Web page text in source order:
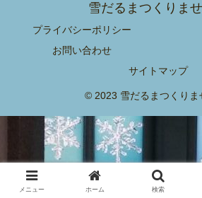
雪だるまつくりま
プライバシーポリシー
お問い合わせ
サイトマップ
© 2023 雪だるまつくりま
メニュー ホーム 検索